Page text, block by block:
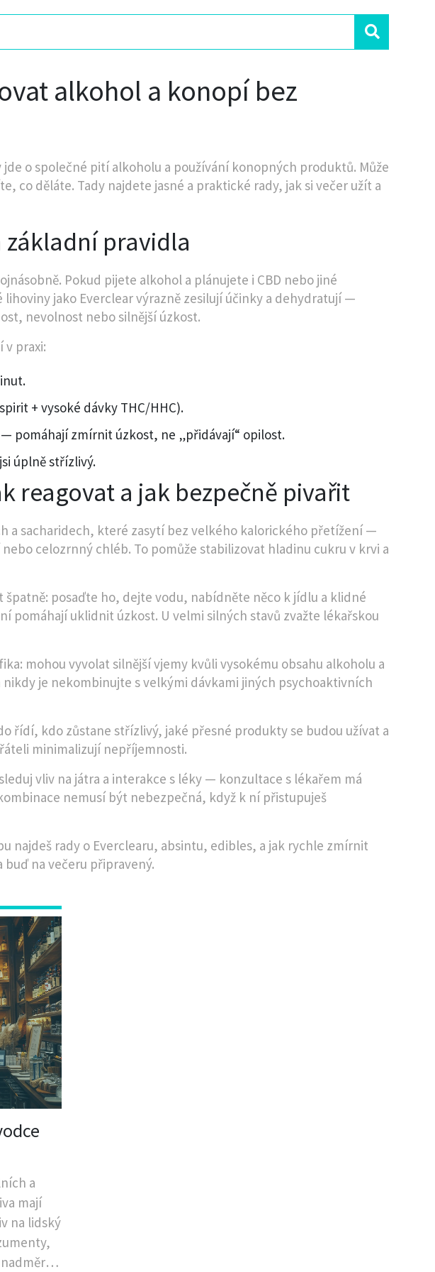
alkohol a konopí bez
o společné pití alkoholu a používání konopných produktů. Může
co děláte. Tady najdete jasné a praktické rady, jak si večer užít a
základní pravidla
Pokud pijete alkohol a plánujete i CBD nebo jiné
lihoviny jako Everclear výrazně zesilují účinky a dehydratují —
nevolnost nebo silnější úzkost.
praxi:
+ vysoké dávky THC/HHC).
pomáhají zmírnit úzkost, ne „přidávají“ opilost.
úplně střízlivý.
reagovat a jak bezpečně pivařit
a sacharidech, které zasytí bez velkého kalorického přetížení —
celozrnný chléb. To pomůže stabilizovat hladinu cukru v krvi a
posaďte ho, dejte vodu, nabídněte něco k jídlu a klidné
pomáhají uklidnit úzkost. U velmi silných stavů zvažte lékařskou
mohou vyvolat silnější vjemy kvůli vysokému obsahu alkoholu a
je nekombinujte s velkými dávkami jiných psychoaktivních
řídí, kdo zůstane střízlivý, jaké přesné produkty se budou užívat a
minimalizují nepříjemnosti.
vliv na játra a interakce s léky — konzultace s lékařem má
nemusí být nebezpečná, když k ní přistupuješ
najdeš rady o Everclearu, absintu, edibles, a jak rychle zmírnit
na večeru připravený.
a
mají
na lidský